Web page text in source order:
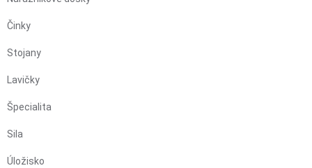
Činky
Stojany
Lavičky
Špecialita
Sila
Úložisko